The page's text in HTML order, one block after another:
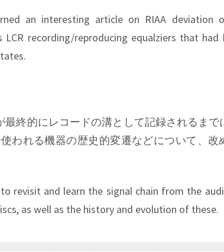
an interesting article on RIAA deviation
LCR recording/reproducing equalziers that had
最終的にレコードの溝として記録されるまで
われる機器の歴史的変遷などについて、改
revisit and learn the signal chain from the
as well as the history and evolution of these.